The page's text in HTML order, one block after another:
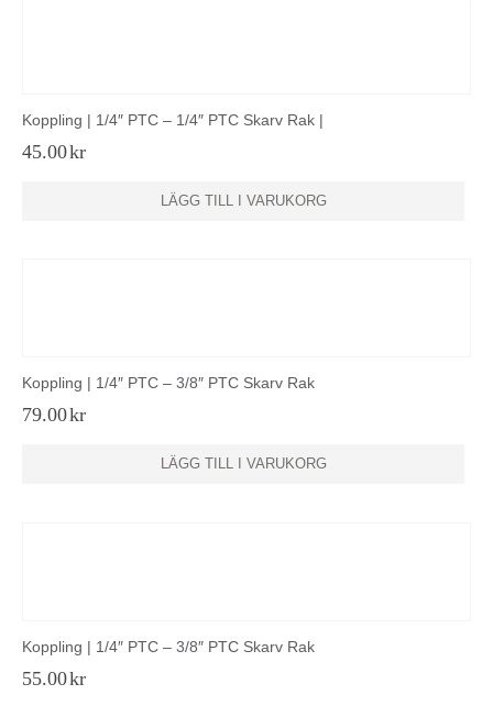
Koppling | 1/4″ PTC – 1/4″ PTC Skarv Rak |
45.00kr
LÄGG TILL I VARUKORG
Koppling | 1/4″ PTC – 3/8″ PTC Skarv Rak
79.00kr
LÄGG TILL I VARUKORG
Koppling | 1/4″ PTC – 3/8″ PTC Skarv Rak
55.00kr